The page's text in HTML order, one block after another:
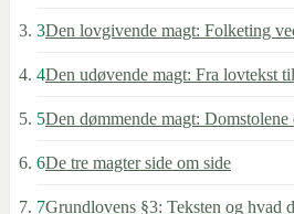
3Den lovgivende magt: Folketing
4Den udøvende magt: Fra lovtekst
5Den dømmende magt:
6De tre magter side om side
7Grundlovens §3: Teksten og hvad